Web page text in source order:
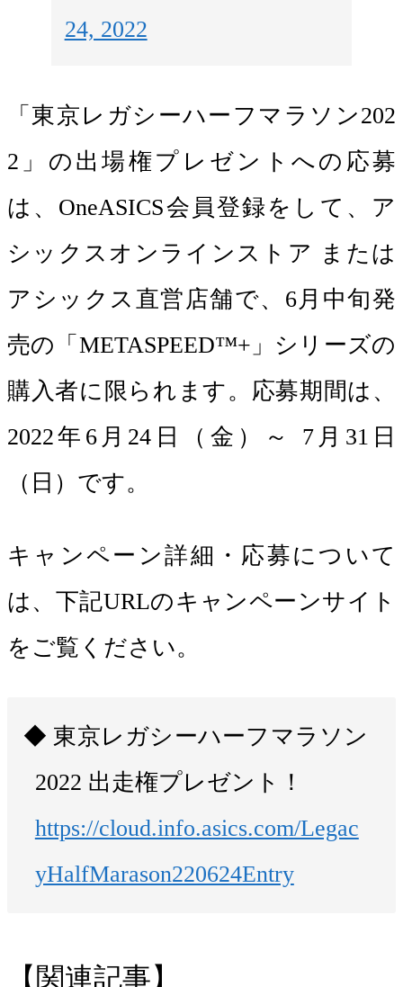
24, 2022
「東京レガシーハーフマラソン202
2」の出場権プレゼントへの応募
は、OneASICS会員登録をして、ア
シックスオンラインストア または
アシックス直営店舗で、6月中旬発
売の「METASPEED™+」シリーズの
購入者に限られます。応募期間は、
2022年6月24日（金）～ 7月31日
（日）です。
キャンペーン詳細・応募について
は、下記URLのキャンペーンサイト
をご覧ください。
東京レガシーハーフマラソン
2022 出走権プレゼント！
https://cloud.info.asics.com/Legac
yHalfMarason220624Entry
関連記事